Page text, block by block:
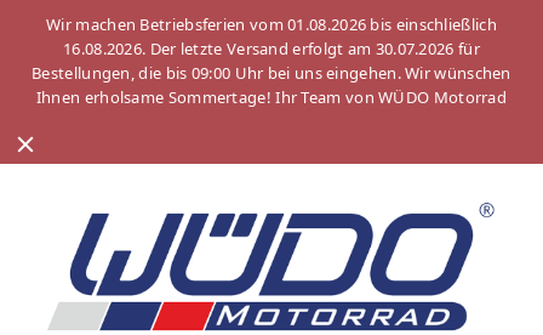
Wir machen Betriebsferien vom 01.08.2026 bis einschließlich
16.08.2026. Der letzte Versand erfolgt am 30.07.2026 für
Bestellungen, die bis 09:00 Uhr bei uns eingehen. Wir wünschen
Ihnen erholsame Sommertage! Ihr Team von WÜDO Motorrad